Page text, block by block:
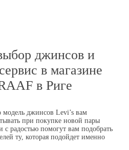
джинсов и
в магазине
в Риге
модель джинсов Levi’s вам
при покупке новой пары
радостью помогут вам подобрать
ту, которая подойдет именно